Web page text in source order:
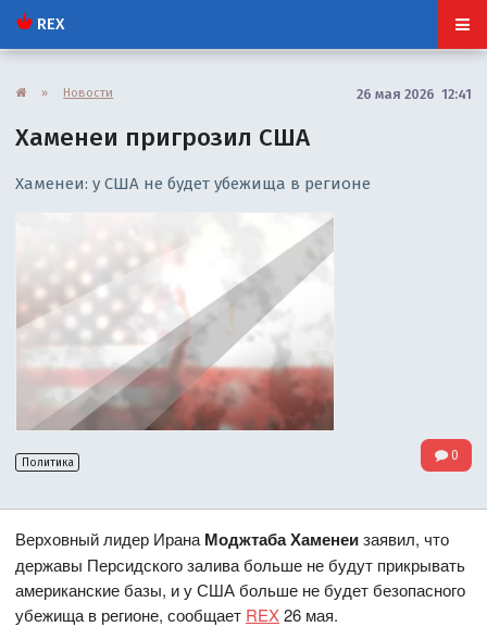
REX
» Новости 26 мая 2026 12:41
Хаменеи пригрозил США
Хаменеи: у США не будет убежища в регионе
Политика 0
Верховный лидер Ирана Моджтаба Хаменеизаявил, что
державы Персидского залива больше не будут прикрывать
американские базы, и у США больше не будет безопасного
убежища в регионе, сообщает REX26 мая.